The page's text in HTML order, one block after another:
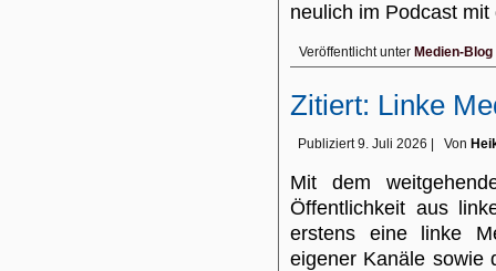
neulich im Podcast
Veröffentlicht unter Medien-Blog
Zitiert: Linke
Publiziert 9. Juli 2026 Von
Mit dem
Öffentlichkeit aus
erstens eine linke
eigener Kanäle sowie